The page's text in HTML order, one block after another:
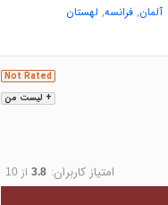
آلمان, فرانسه, لهستان
+ لیست من
Not Rated
امتیاز کاربران: 3.8 از 10